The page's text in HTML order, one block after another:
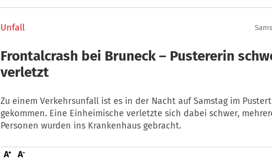
Unfall
Frontalcrash bei Bruneck – Pustererin
verletzt
Zu einem Verkehrsunfall ist es in der Nacht auf Samstag im
gekommen. Eine Einheimische verletzte sich dabei schwer,
Personen wurden ins Krankenhaus gebracht.